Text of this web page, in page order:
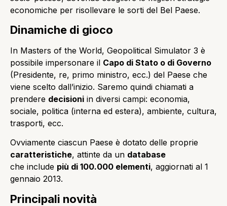
economiche per risollevare le sorti del Bel Paese.
Dinamiche di gioco
In Masters of the World, Geopolitical Simulator 3 è
possibile impersonare il Capo di Stato o di Governo
(Presidente, re, primo ministro, ecc.) del Paese che
viene scelto dall’inizio. Saremo quindi chiamati a
prendere decisioni in diversi campi: economia,
sociale, politica (interna ed estera), ambiente, cultura,
trasporti, ecc.
Ovviamente ciascun Paese è dotato delle proprie
caratteristiche, attinte da un database
che include più di 100.000 elementi, aggiornati al 1
gennaio 2013.
Principali novità